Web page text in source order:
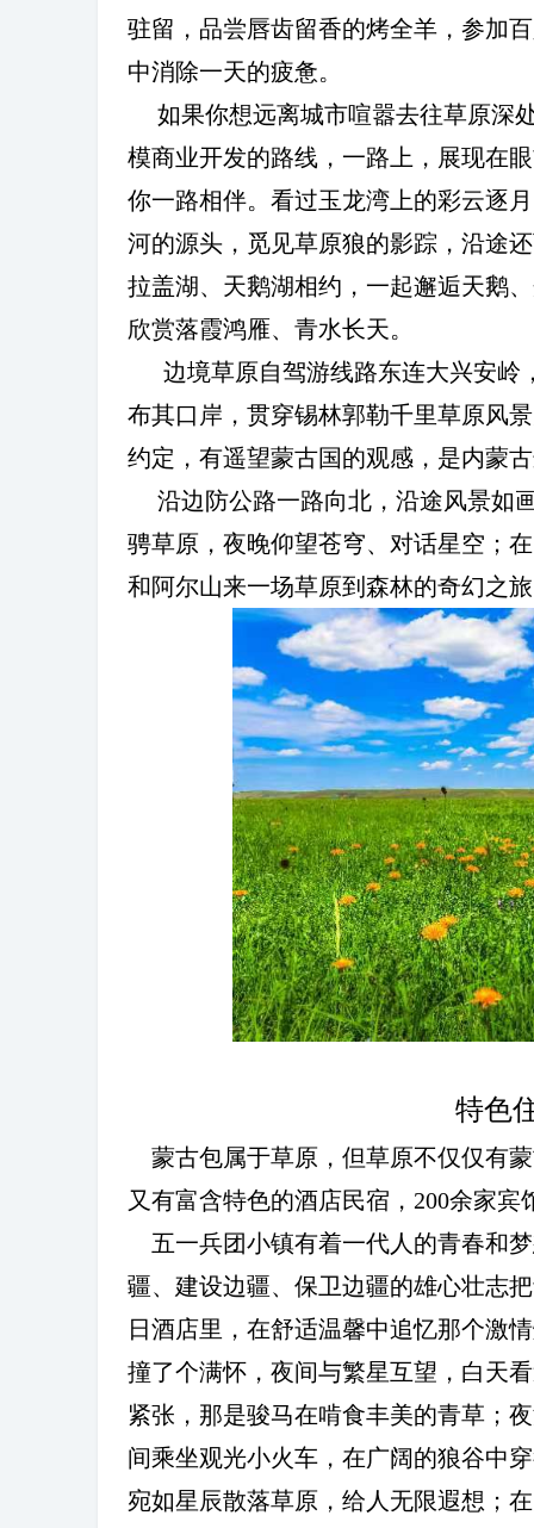
驻留，品尝唇齿留香的烤全羊，参加
中消除一天的疲惫。
如果你想远离城市喧嚣去往草原深
模商业开发的路线，一路上，展现在
你一路相伴。看过玉龙湾上的彩云逐
河的源头，觅见草原狼的影踪，沿途
拉盖湖、天鹅湖相约，一起邂逅天鹅
欣赏落霞鸿雁、青水长天。
边境草原自驾游线路东连大兴安岭
布其口岸，贯穿锡林郭勒千里草原风
约定，有遥望蒙古国的观感，是内蒙
沿边防公路一路向北，沿途风景如
骋草原，夜晚仰望苍穹、对话星空；
和阿尔山来一场草原到森林的奇幻之旅
特色
蒙古包属于草原，但草原不仅仅有
又有富含特色的酒店民宿， 200余家宾
五一兵团小镇有着一代人的青春和
疆、建设边疆、保卫边疆的雄心壮志
日酒店里，在舒适温馨中追忆那个激
撞了个满怀，夜间与繁星互望，白天
紧张，那是骏马在啃食丰美的青草；
间乘坐观光小火车，在广阔的狼谷中
宛如星辰散落草原，给人无限遐想；